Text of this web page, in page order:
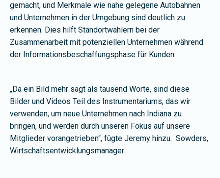
gemacht, und Merkmale wie nahe gelegene Autobahnen
und Unternehmen in der Umgebung sind deutlich zu
erkennen. Dies hilft Standortwählern bei der
Zusammenarbeit mit potenziellen Unternehmen während
der Informationsbeschaffungsphase für Kunden.
„Da ein Bild mehr sagt als tausend Worte, sind diese
Bilder und Videos Teil des Instrumentariums, das wir
verwenden, um neue Unternehmen nach Indiana zu
bringen, und werden durch unseren Fokus auf unsere
Mitglieder vorangetrieben“, fügte Jeremy hinzu. Sowders,
Wirtschaftsentwicklungsmanager.